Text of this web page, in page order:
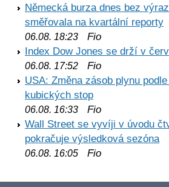
Německá burza dnes bez
směřovala na kvartální reporty
06.08. 18:23 Fio
Index Dow Jones se drží v
06.08. 17:52 Fio
USA: Změna zásob plynu
kubických stop
06.08. 16:33 Fio
Wall Street se vyvíji v úvodu
pokračuje výsledková sezóna
06.08. 16:05 Fio